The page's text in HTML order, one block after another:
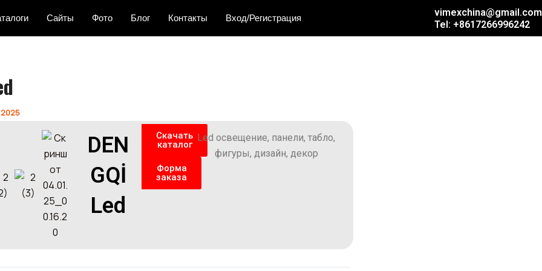
Сайты Фото Блог Контакты Вход/Регистрация
vimexchina@gmail.com
Tel: +8617266996242
DEN
GQİ
Led
Скачать
каталог
Форма
заказа
Led освещение, панели, табло,
фигуры, дизайн, декор